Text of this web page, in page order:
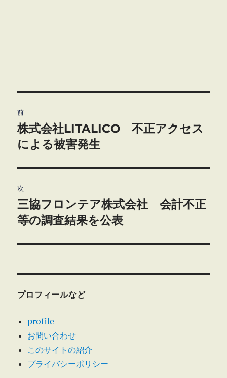
稿
ナ
ビ
ゲ
ー
ン
前
前
の
稿:
株式会社LITALICO 不正アクセス
による被害発生
次
次
の
稿:
三協フロンテア株式会社 会計不正
等の調査結果を公表
プロフィールなど
profile
お問い合わせ
このサイトの紹介
プライバシーポリシー